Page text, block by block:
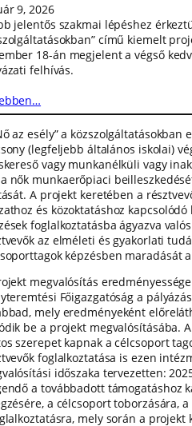
9, 2026
jelentős szakmai lépéshez
című kiemelt
18-án megjelent a végső
felhívás.
az esély” a
(legfeljebb általános iskolai)
vagy munkanélküli vagy
nők munkaerőpiaci
A projekt keretében a
és közoktatáshoz
foglalkoztatásba ágyazva
az elméleti és gyakorlati
képzésben maradását
megvalósítás
Főigazgatóság a
mely eredményeként
be a projekt megvalósításába.
szerepet kapnak a célcsoport
foglalkoztatása is ezen
időszaka tervezetten:
a továbbadott támogatáshoz
a célcsoport toborzására,
mely során a projekt